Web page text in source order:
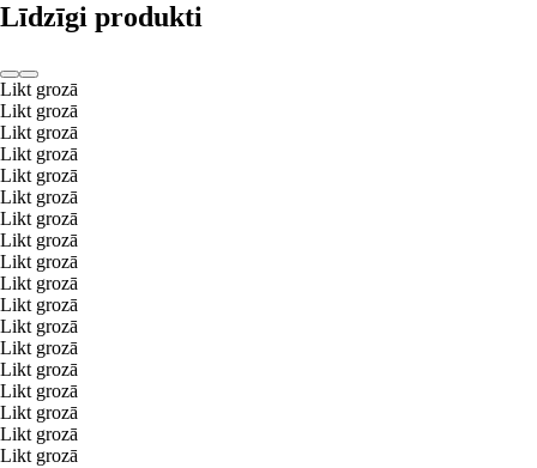
Līdzīgi produkti
Likt grozā
Likt grozā
Likt grozā
Likt grozā
Likt grozā
Likt grozā
Likt grozā
Likt grozā
Likt grozā
Likt grozā
Likt grozā
Likt grozā
Likt grozā
Likt grozā
Likt grozā
Likt grozā
Likt grozā
Likt grozā